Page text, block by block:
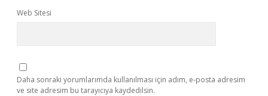
Web Sitesi
Daha sonraki yorumlarımda kullanılması için adım, e-posta adresim
ve site adresim bu tarayıcıya kaydedilsin.